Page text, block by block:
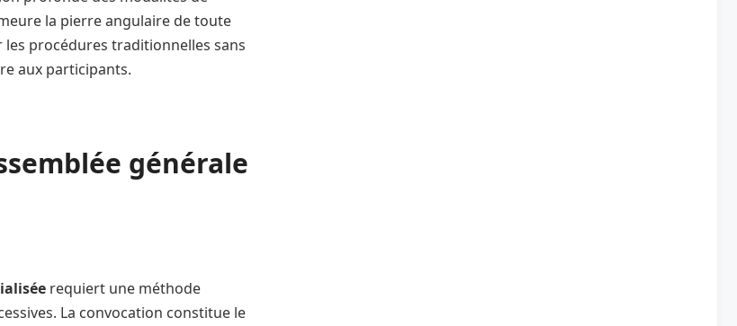
la pierre angulaire de toute
procédures traditionnelles sans
aux participants.
générale
requiert une méthode
La convocation constitue le